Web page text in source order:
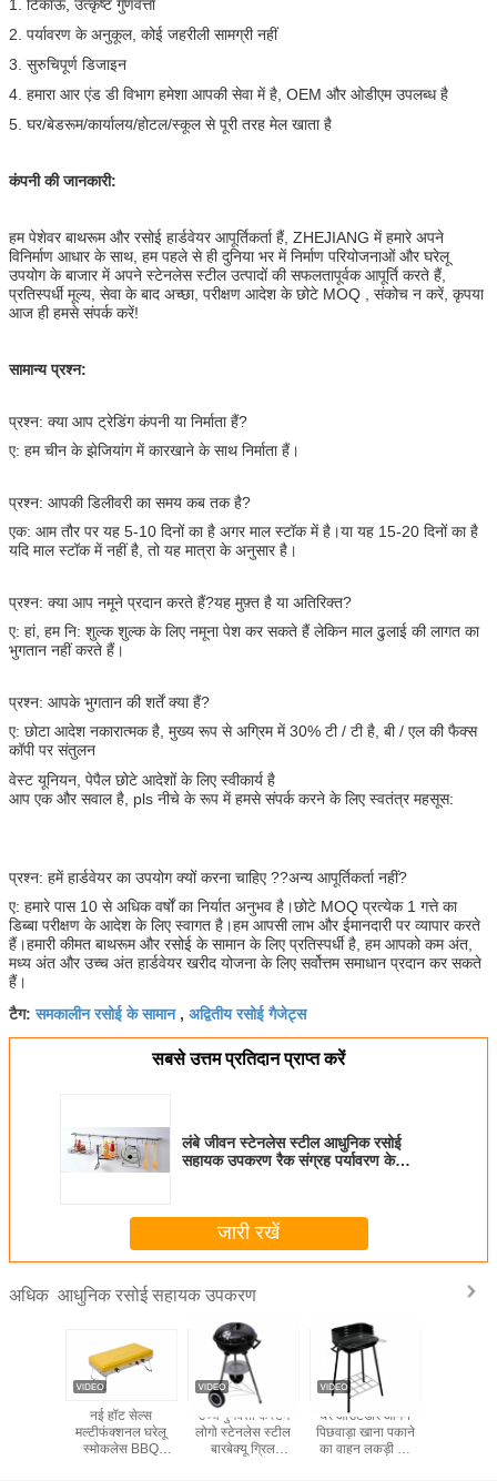
1. टिकाऊ, उत्कृष्ट गुणवत्ता
2. पर्यावरण के अनुकूल, कोई जहरीली सामग्री नहीं
3. सुरुचिपूर्ण डिजाइन
4. हमारा आर एंड डी विभाग हमेशा आपकी सेवा में है, OEM और ओडीएम उपलब्ध है
5. घर/बेडरूम/कार्यालय/होटल/स्कूल से पूरी तरह मेल खाता है
कंपनी की जानकारी:
हम पेशेवर बाथरूम और रसोई हार्डवेयर आपूर्तिकर्ता हैं, ZHEJIANG में हमारे अपने
विनिर्माण आधार के साथ, हम पहले से ही दुनिया भर में निर्माण परियोजनाओं और घरेलू
उपयोग के बाजार में अपने स्टेनलेस स्टील उत्पादों की सफलतापूर्वक आपूर्ति करते हैं,
प्रतिस्पर्धी मूल्य, सेवा के बाद अच्छा, परीक्षण आदेश के छोटे MOQ , संकोच न करें, कृपया
आज ही हमसे संपर्क करें!
सामान्य प्रश्न:
प्रश्न: क्या आप ट्रेडिंग कंपनी या निर्माता हैं?
ए: हम चीन के झेजियांग में कारखाने के साथ निर्माता हैं।
प्रश्न: आपकी डिलीवरी का समय कब तक है?
एक: आम तौर पर यह 5-10 दिनों का है अगर माल स्टॉक में है।या यह 15-20 दिनों का है
यदि माल स्टॉक में नहीं है, तो यह मात्रा के अनुसार है।
प्रश्न: क्या आप नमूने प्रदान करते हैं?यह मुफ़्त है या अतिरिक्त?
ए: हां, हम नि: शुल्क शुल्क के लिए नमूना पेश कर सकते हैं लेकिन माल ढुलाई की लागत का
भुगतान नहीं करते हैं।
प्रश्न: आपके भुगतान की शर्तें क्या हैं?
ए: छोटा आदेश नकारात्मक है, मुख्य रूप से अग्रिम में 30% टी / टी है, बी / एल की फैक्स
कॉपी पर संतुलन
वेस्ट यूनियन, पेपैल छोटे आदेशों के लिए स्वीकार्य है
आप एक और सवाल है, pls नीचे के रूप में हमसे संपर्क करने के लिए स्वतंत्र महसूस:
प्रश्न: हमें हार्डवेयर का उपयोग क्यों करना चाहिए ??अन्य आपूर्तिकर्ता नहीं?
ए: हमारे पास 10 से अधिक वर्षों का निर्यात अनुभव है।छोटे MOQ प्रत्येक 1 गत्ते का
डिब्बा परीक्षण के आदेश के लिए स्वागत है।हम आपसी लाभ और ईमानदारी पर व्यापार करते
हैं।हमारी कीमत बाथरूम और रसोई के सामान के लिए प्रतिस्पर्धी है, हम आपको कम अंत,
मध्य अंत और उच्च अंत हार्डवेयर खरीद योजना के लिए सर्वोत्तम समाधान प्रदान कर सकते
हैं।
टैग:समकालीन रसोई के सामान, अद्वितीय रसोई गैजेट्स
सबसे उत्तम प्रतिदान प्राप्त करें
लंबे जीवन स्टेनलेस स्टील आधुनिक रसोई
सहायक उपकरण रैक संग्रह पर्यावरण के
जारी रखें
अधिक आधुनिक रसोई सहायक उपकरण
नई हॉट सेल्स
मल्टीफंक्शनल घरेलू
स्मोकलेस BBQ
उच्च गुणवत्ता कस्टम
लोगो स्टेनलेस स्टील
बारबेक्यू ग्रिल
घर आउटडोर आँगन
पिछवाड़ा खाना पकाने
का वाहन लकड़ी का